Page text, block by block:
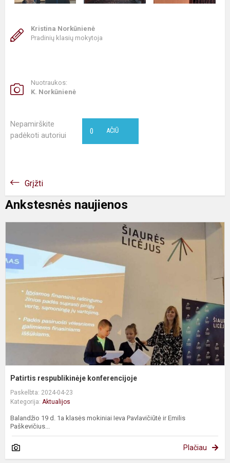
Kristina Norkūnienė
Pradinių klasių mokytoja
Nuotraukos:
K. Norkūnienė
Nepamirškite
padėkoti autoriui
AČIŪ
0
Grįžti
Ankstesnės naujienos
Patirtis respublikinėje konferencijoje
Paskelbta: 2024-04-23
Kategorija: Aktualijos
Balandžio 19 d. 1a klasės mokiniai Ieva Pavlavičiūtė ir Emilis
Paškevičius...
Plačiau